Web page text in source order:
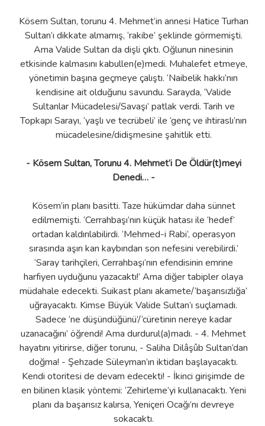
Kösem Sultan, torunu 4. Mehmet’in annesi Hatice Turhan
Sultan’ı dikkate almamış, ‘rakibe’ şeklinde görmemişti.
Ama Valide Sultan da dişli çıktı. Oğlunun ninesinin
etkisinde kalmasını kabullen(e)medi. Muhalefet etmeye,
yönetimin başına geçmeye çalıştı. ‘Naibelik hakkı’nın
kendisine ait olduğunu savundu. Sarayda, ‘Valide
Sultanlar Mücadelesi/Savaşı’ patlak verdi. Tarih ve
Topkapı Sarayı, ‘yaşlı ve tecrübeli’ ile ‘genç ve ihtiraslı’nın
mücadelesine/didişmesine şahitlik etti.
- Kösem Sultan, Torunu 4. Mehmet’i De Öldür(t)meyi
Denedi… -
Kösem’in planı basitti. Taze hükümdar daha sünnet
edilmemişti. ‘Cerrahbaşı’nın küçük hatası ile ‘hedef’
ortadan kaldırılabilirdi. ‘Mehmed-i Rabi’, operasyon
sırasında aşırı kan kaybından son nefesini verebilirdi.’
‘Saray tarihçileri, Cerrahbaşı’nın efendisinin emrine
harfiyen uyduğunu yazacaktı!’ Ama diğer tabipler olaya
müdahale edecekti. Suikast planı akamete/‘başarısızlığa’
uğrayacaktı. Kimse Büyük Valide Sultan’ı suçlamadı.
Sadece ‘ne düşündüğünü’/‘cüretinin nereye kadar
uzanacağını’ öğrendi! Ama durdurul(a)madı. - 4. Mehmet
hayatını yitirirse, diğer torunu, - Saliha Dilâşûb Sultan’dan
doğma! - Şehzade Süleyman’ın iktidarı başlayacaktı.
Kendi otoritesi de devam edecekti! - İkinci girişimde de
en bilinen klasik yöntemi: ‘Zehirleme’yi kullanacaktı. Yeni
planı da başarısız kalırsa, Yeniçeri Ocağı’nı devreye
sokacaktı.